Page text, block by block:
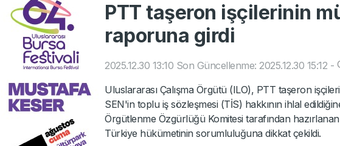
PTT taşeron işçilerinin
raporuna girdi
2025.12.30 13:10 Son Güncellenme: 2025.12.30 15:12 -
Uluslararası Çalışma Örgütü (ILO), PTT taşeron
SEN'in toplu iş sözleşmesi (TİS) hakkının ihlal
Örgütlenme Özgürlüğü Komitesi tarafından
Türkiye hükümetinin sorumluluğuna dikkat çekildi.